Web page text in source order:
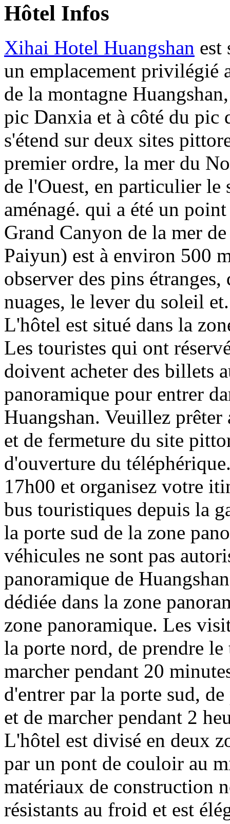
Hôtel Infos
Xihai Hotel Huangshan est
un emplacement privilégié
de la montagne
pic Danxia et à côté du
s'étend sur deux sites
premier ordre, la mer du
de l'Ouest, en particulier le
aménagé. qui a été un
Grand Canyon de la mer
Paiyun) est à environ 500
observer des pins
nuages, le lever du soleil
L'hôtel est situé dans la
Les touristes qui ont
doivent acheter des billets
panoramique pour entrer
Huangshan. Veuillez
et de fermeture du site
d'ouverture du
17h00 et organisez votre
bus touristiques depuis la
la porte sud de la zone
véhicules ne sont pas
panoramique de
dédiée dans la zone
zone panoramique. Les
la porte nord, de prendre
marcher pendant 20
d'entrer par la porte sud,
et de marcher pendant 2
L'hôtel est divisé en deux
par un pont de couloir au
matériaux de construction
résistants au froid et est